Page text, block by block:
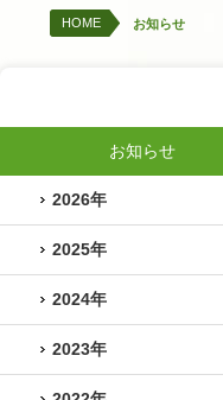
HOME お知らせ
お知らせ
2026年
2025年
2024年
2023年